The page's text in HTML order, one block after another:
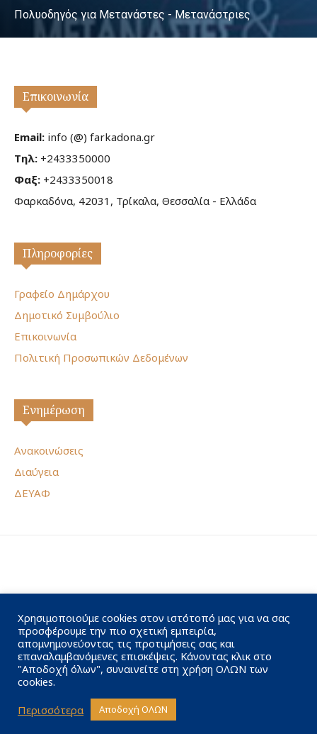
Πολυοδηγός για Μετανάστες - Μετανάστριες
Επικοινωνία
Email: info (@) farkadona.gr
Τηλ: +2433350000
Φαξ: +2433350018
Φαρκαδόνα, 42031, Τρίκαλα, Θεσσαλία - Ελλάδα
Πληροφορίες
Γραφείο Δημάρχου
Δημοτικό Συμβούλιο
Επικοινωνία
Πολιτική Προσωπικών Δεδομένων
Ενημέρωση
Ανακοινώσεις
Διαύγεια
ΔΕΥΑΦ
Χρησιμοποιούμε cookies στον ιστότοπό μας για να σας
προσφέρουμε την πιο σχετική εμπειρία,
απομνημονεύοντας τις προτιμήσεις σας και
επαναλαμβανόμενες επισκέψεις. Κάνοντας κλικ στο
"Αποδοχή όλων", συναινείτε στη χρήση ΟΛΩΝ των
cookies.
Περισσότερα
Αποδοχή ΟΛΩΝ